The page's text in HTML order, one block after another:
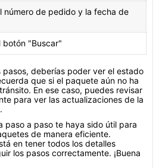
número de pedido y la fecha de
botón "Buscar"
pasos, deberías poder ver el estado
que si el paquete aún no ha
En ese caso, puedes revisar
para ver las actualizaciones de la
paso a paso te haya sido útil para
de manera eficiente.
en tener todos los detalles
los pasos correctamente. ¡Buena